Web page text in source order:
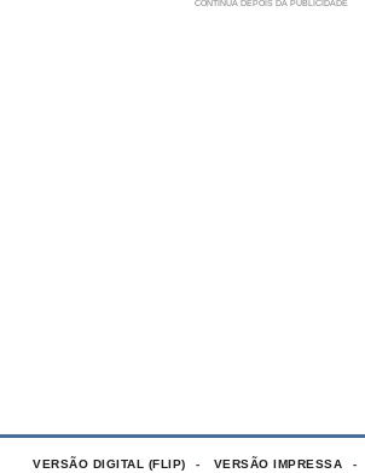
VERSÃO DIGITAL (FLIP) VERSÃO IMPRESSA